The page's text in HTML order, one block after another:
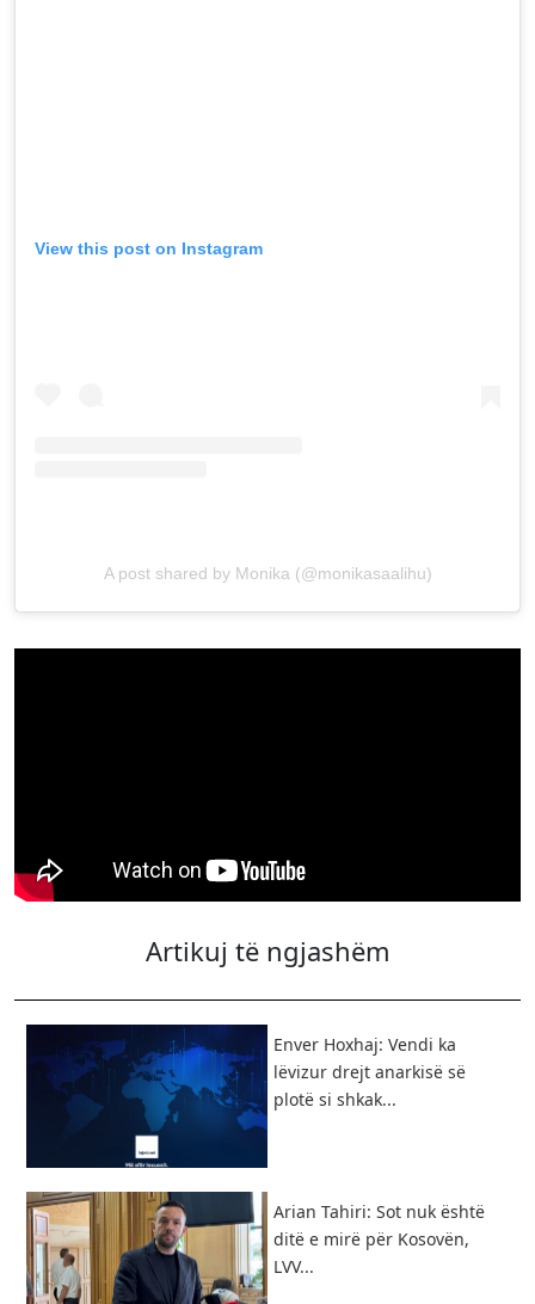
View this post on Instagram
A post shared by Monika (@monikasaalihu)
Artikuj të ngjashëm
Enver Hoxhaj: Vendi ka
lëvizur drejt anarkisë së
plotë si shkak...
Arian Tahiri: Sot nuk është
ditë e mirë për Kosovën,
LVV...